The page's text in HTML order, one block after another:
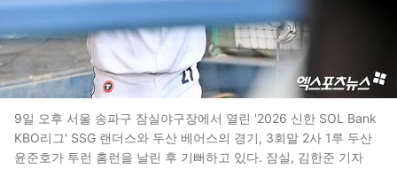
9일 오후 서울 송파구 잠실야구장에서 열린 '2026 신한 SOL Bank
KBO리그' SSG 랜더스와 두산 베어스의 경기, 3회말 2사 1루 두산
윤준호가 투런 홈런을 날린 후 기뻐하고 있다. 잠실, 김한준 기자